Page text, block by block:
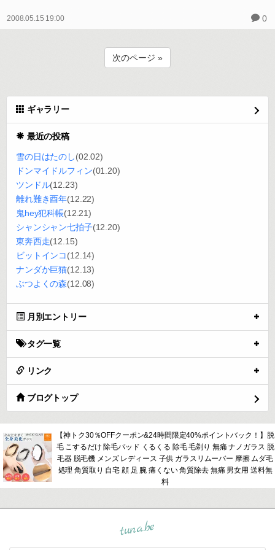
2008.05.15 19:00 0
次のページ »
ギャラリー
最近の投稿
雪の日はたのし(02.02)
ドンマイドルフィン(01.20)
ツンドル(12.23)
離れ難き酉年(12.22)
鬼hey犯科帳(12.21)
シャンシャン七拍子(12.20)
東奔西走(12.15)
ビットインコ(12.14)
ナンダか巨猫(12.13)
ぶつよくの森(12.08)
月別エントリー
タグ一覧
リンク
ブログトップ
【神トク30％OFFクーポン&24時間限定40%ポイントバック！】脱
毛 こするだけ 除毛パッド くるくる 除毛 毛剃り 無痛 ナノガラス 脱
毛器 脱毛機 メンズ レディース 子供 ガラスリムーバー 摩擦 ムダ毛
処理 角質取り 自宅 顔 足 腕 痛くない 角質除去 無痛 男女用 送料無
料
tuna.be